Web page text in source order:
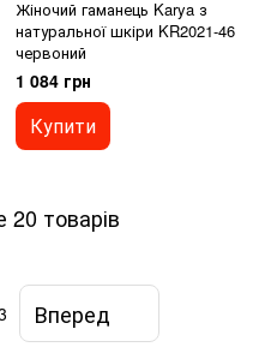
Жіночий гаманець Karya з
натуральної шкіри KR2021-46
червоний
1 084 грн
Купити
товарів
Вперед